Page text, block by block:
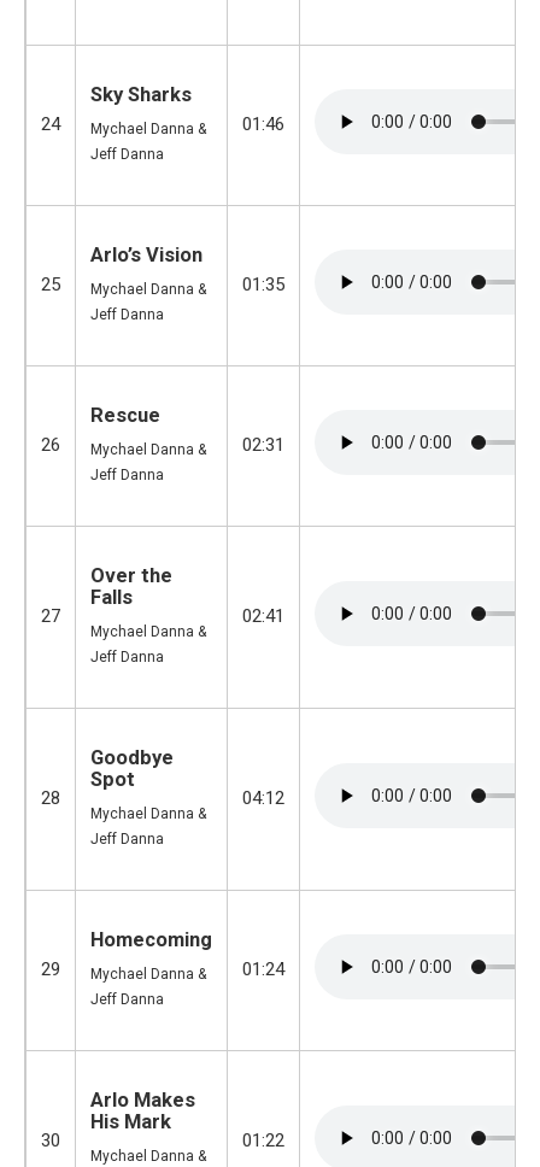
24
Sky Sharks
Mychael Danna &
Jeff Danna
01:46
25
Arlo’s Vision
Mychael Danna &
Jeff Danna
01:35
26
Rescue
Mychael Danna &
Jeff Danna
02:31
27
Over the
Falls
Mychael Danna &
Jeff Danna
02:41
28
Goodbye
Spot
Mychael Danna &
Jeff Danna
04:12
29
Homecoming
Mychael Danna &
Jeff Danna
01:24
30
Arlo Makes
His Mark
Mychael Danna &
01:22